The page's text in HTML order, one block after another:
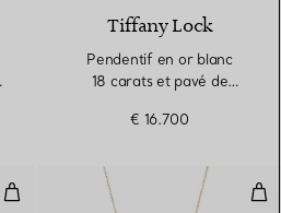
Tiffany Lock
Pendentif en or blanc
18 carats et pavé de
€ 16.700
Pendentif en or blanc 18 carats